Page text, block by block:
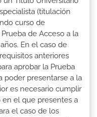
(titulación
curso de
de Acceso a la
En el caso de
anteriores
aprobar la Prueba
poder presentarse a la
es necesario cumplir
en el que presentes a
el caso de los